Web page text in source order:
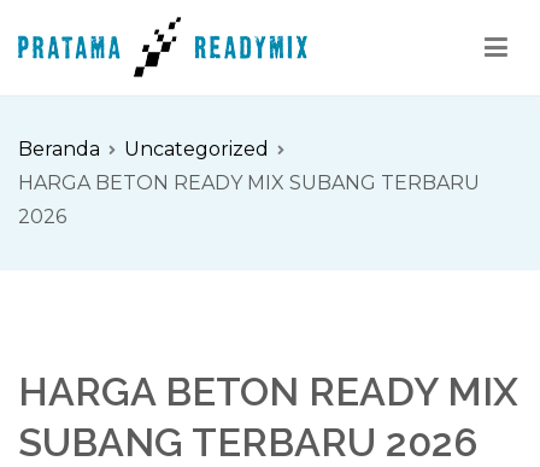
ke
Beranda
Uncategorized
HARGA BETON READY MIX SUBANG TERBARU
2026
HARGA BETON READY MIX
SUBANG TERBARU 2026